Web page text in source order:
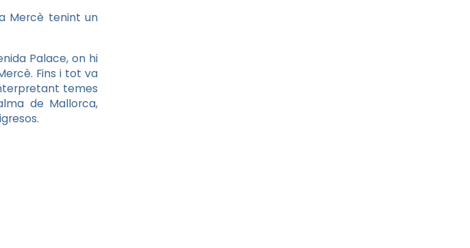
Mercè tenint un
Palace, on hi
Fins i tot va
temes
de Mallorca,